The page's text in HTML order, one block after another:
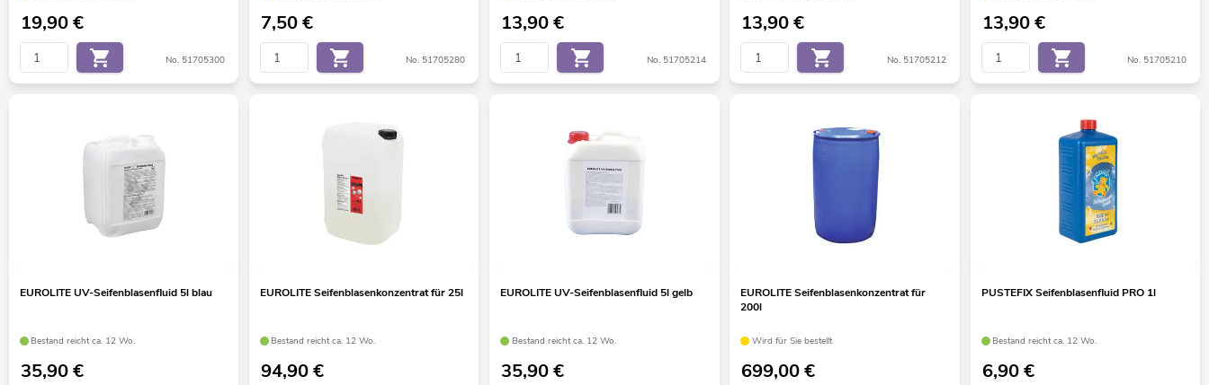
19,90€
No. 51705300
7,50€
No. 51705280
13,90€
No. 51705214
13,90€
No. 51705212
13,90€
No. 51705210
EUROLITE UV-Seifenblasenfluid 5l blau
Bestand reicht ca. 12 Wo.
35,90€
EUROLITE Seifenblasenkonzentrat für 25l
Bestand reicht ca. 12 Wo.
94,90€
EUROLITE UV-Seifenblasenfluid 5l gelb
Bestand reicht ca. 12 Wo.
35,90€
EUROLITE Seifenblasenkonzentrat für
200l
Wird für Sie bestellt
699,00€
PUSTEFIX Seifenblasenfluid PRO 1l
Bestand reicht ca. 12 Wo.
6,90€